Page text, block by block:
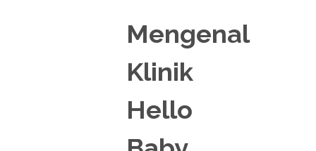
Mengenal
Klinik
Hello